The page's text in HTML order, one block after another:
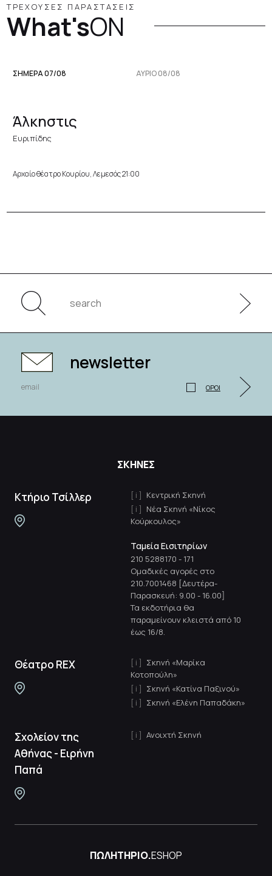
ΤΡΕΧΟΥΣΕΣ ΠΑΡΑΣΤΑΣΕΙΣ
What'sON
ΣΗΜΕΡΑ 07/08 ΑΥΡΙΟ 08/08
Άλκηστις
Ευριπίδης
Αρχαίο θέατρο Κουρίου, Λεμεσός 21:00
newsletter
ΟΡΟΙ
ΣΚΗΝΕΣ
Κτήριο Τσίλλερ
Κεντρική Σκηνή
Νέα Σκηνή «Νίκος
Κούρκουλος»
Ταμεία Εισιτηρίων
210 5288170 - 171
Ομαδικές αγορές στο
210.7001468 [Δευτέρα-
Παρασκευή: 9.00 - 16.00]
Τα εκδοτήρια θα
παραμείνουν κλειστά από 10
έως 16/8.
Θέατρο REX
Σκηνή «Μαρίκα
Κοτοπούλη»
Σκηνή «Κατίνα Παξινού»
Σκηνή «Ελένη Παπαδάκη»
Σχολείον της
Αθήνας - Ειρήνη
Παπά
Ανοιχτή Σκηνή
ΠΩΛΗΤΗΡΙΟ.ESHOP